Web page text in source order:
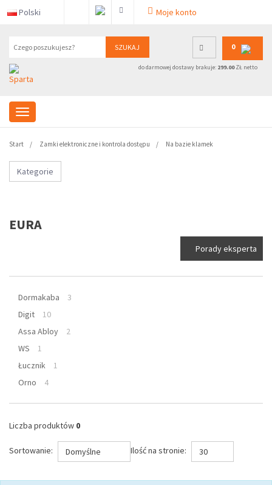
Polski Moje konto
SZUKAJ 0
do darmowej dostawy brakuje: 299.00ZŁ netto
Start Zamki elektroniczne i kontrola dostępu Na bazie klamek
Kategorie
EURA
Porady eksperta
Dormakaba
3
Digit
10
Assa Abloy
2
WS
1
Łucznik
1
Orno
4
Liczba produktów 0
Sortowanie: Domyślne Ilość na stronie: 30